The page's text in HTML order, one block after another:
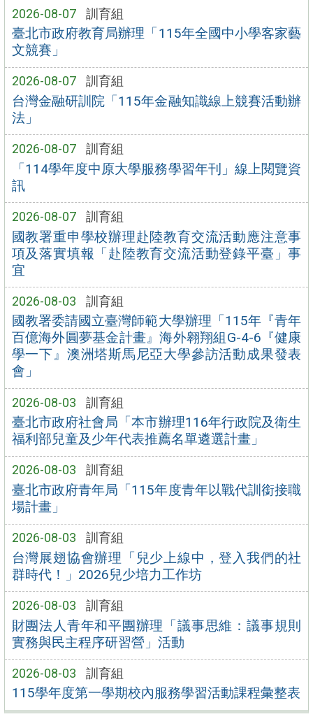
2026-08-07 訓育組
臺北市政府教育局辦理「115年全國中小學客家藝
文競賽」
2026-08-07 訓育組
台灣金融研訓院「115年金融知識線上競賽活動辦
法」
2026-08-07 訓育組
「114學年度中原大學服務學習年刊」線上閱覽資
訊
2026-08-07 訓育組
國教署重申學校辦理赴陸教育交流活動應注意事
項及落實填報「赴陸教育交流活動登錄平臺」事
宜
2026-08-03 訓育組
國教署委請國立臺灣師範大學辦理「115年『青年
百億海外圓夢基金計畫』海外翱翔組G-4-6『健康
學一下』澳洲塔斯馬尼亞大學參訪活動成果發表
會」
2026-08-03 訓育組
臺北市政府社會局「本市辦理116年行政院及衛生
福利部兒童及少年代表推薦名單遴選計畫」
2026-08-03 訓育組
臺北市政府青年局「115年度青年以戰代訓銜接職
場計畫」
2026-08-03 訓育組
台灣展翅協會辦理「兒少上線中，登入我們的社
群時代！」2026兒少培力工作坊
2026-08-03 訓育組
財團法人青年和平團辦理「議事思維：議事規則
實務與民主程序研習營」活動
2026-08-03 訓育組
115學年度第一學期校內服務學習活動課程彙整表